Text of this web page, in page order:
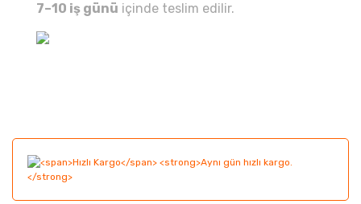
7–10 iş günü içinde teslim edilir.
Görüş ve önerileriniz için teşekkür ederiz.